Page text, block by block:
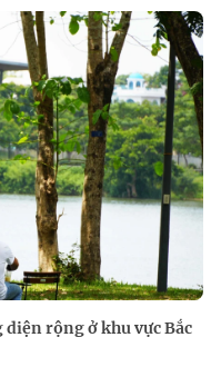
rộng ở khu vực Bắc